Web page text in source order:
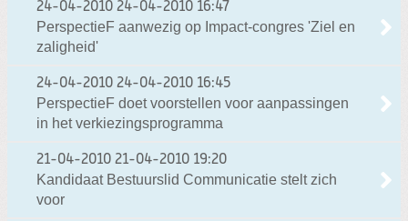
24-04-2010 24-04-2010 16:47
PerspectieF aanwezig op Impact-congres 'Ziel en
zaligheid'
24-04-2010 24-04-2010 16:45
PerspectieF doet voorstellen voor aanpassingen
in het verkiezingsprogramma
21-04-2010 21-04-2010 19:20
Kandidaat Bestuurslid Communicatie stelt zich
voor